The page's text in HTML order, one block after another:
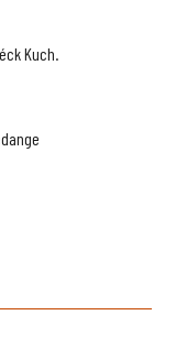
Kuch.